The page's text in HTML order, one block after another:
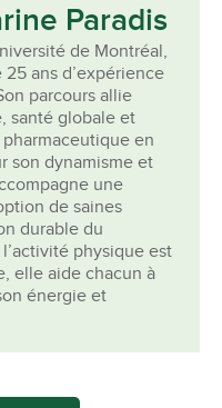
Paradis
de Montréal,
ans d’expérience
parcours allie
santé globale et
en
son dynamisme et
une
de saines
durable du
physique est
elle aide chacun à
énergie et